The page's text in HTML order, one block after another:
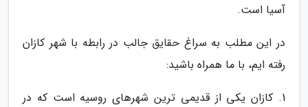
آسیا است.
در این مطلب به سراغ حقایق جالب در رابطه با شهر کازان
رفته ایم، با ما همراه باشید:
1. کازان یکی از قدیمی ترین شهرهای روسیه است که در